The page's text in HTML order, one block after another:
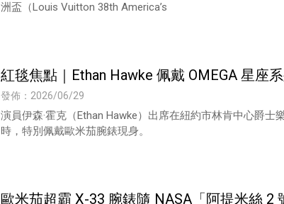
洲盃（Louis Vuitton 38th America’s
紅毯焦點｜Ethan Hawke 佩戴 OMEGA 星座
發佈：2026/06/29
演員伊森·霍克（Ethan Hawke）出席在紐約市林肯中心爵
時，特別佩戴歐米茄腕錶現身。
歐米茄超霸 X-33 腕錶隨 NASA「阿提米絲 2